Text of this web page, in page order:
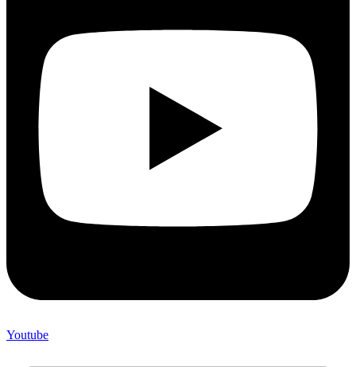
Youtube